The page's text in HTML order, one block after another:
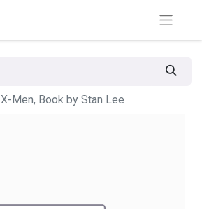
X-Men, Book by Stan Lee